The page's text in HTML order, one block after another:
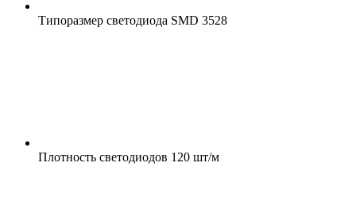
Типоразмер светодиода SMD 3528
Плотность светодиодов 120 шт/м